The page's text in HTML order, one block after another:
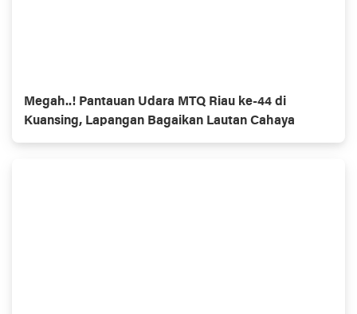
Megah..! Pantauan Udara MTQ Riau ke-44 di
Kuansing, Lapangan Bagaikan Lautan Cahaya